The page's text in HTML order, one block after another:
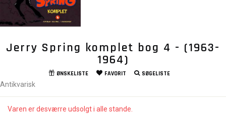
Jerry Spring komplet bog 4 - (1963-
1964)
ØNSKELISTE FAVORIT SØGELISTE
Antikvarisk
Varen er desværre udsolgt i alle stande.